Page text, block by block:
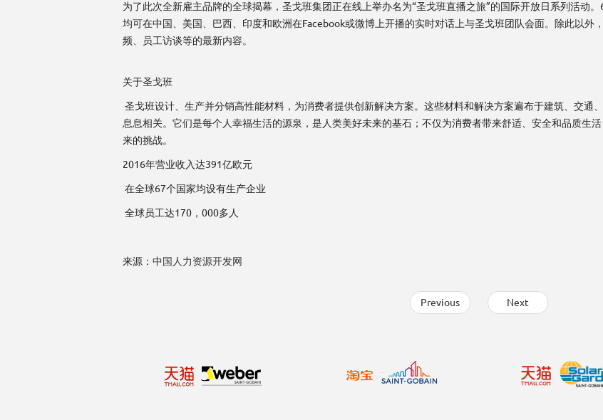
为了此次全新雇主品牌的全球揭幕，圣戈班集团正在线上举办名为“圣戈班直播之旅”的国际开放日系列活动
均可在中国、美国、巴西、印度和欧洲在Facebook或微博上开播的实时对话上与圣戈班团队会面。除此以外
频、员工访谈等的最新内容。
关于圣戈班
圣戈班设计、生产并分销高性能材料，为消费者提供创新解决方案。这些材料和解决方案遍布于建筑、交通
息息相关。它们是每个人幸福生活的源泉，是人类美好未来的基石；不仅为消费者带来舒适、安全和品质生
来的挑战。
2016年营业收入达391亿欧元
在全球67个国家均设有生产企业
全球员工达170，000多人
来源： 中国人力资源开发网
Previous Next